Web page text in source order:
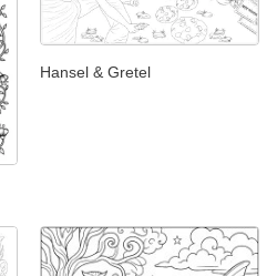
Hansel & Gretel